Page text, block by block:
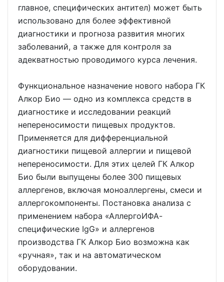
главное, специфических антител) может быть
использовано для более эффективной
диагностики и прогноза развития многих
заболеваний, а также для контроля за
адекватностью проводимого курса лечения.
Функциональное назначение нового набора ГК
Алкор Био — одно из комплекса средств в
диагностике и исследовании реакций
непереносимости пищевых продуктов.
Применяется для дифференциальной
диагностики пищевой аллергии и пищевой
непереносимости. Для этих целей ГК Алкор
Био были выпущены более 300 пищевых
аллергенов, включая моноаллергены, смеси и
аллергокомпоненты. Постановка анализа с
применением набора «АллергоИФА-
специфические IgG» и аллергенов
производства ГК Алкор Био возможна как
«ручная», так и на автоматическом
оборудовании.